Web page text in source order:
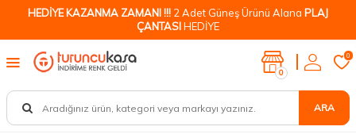
HEDİYE KAZANMA ZAMANI !!! 2 Adet Güneş Ürünü Alana PLAJ
ÇANTASIHEDİYE
ARA
0
0